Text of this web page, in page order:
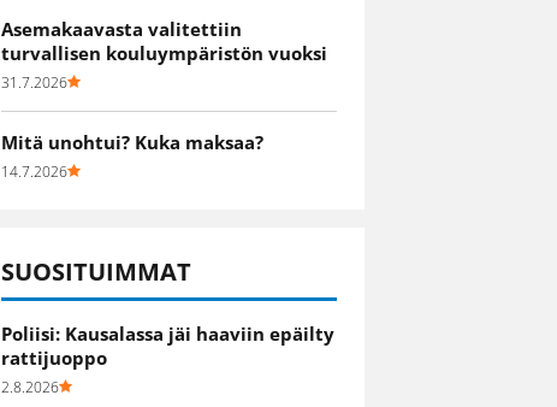
Asemakaavasta valitettiin
turvallisen kouluympäristön vuoksi
31.7.2026
Mitä unohtui? Kuka maksaa?
14.7.2026
SUOSITUIMMAT
Poliisi: Kausalassa jäi haaviin epäilty
rattijuoppo
2.8.2026